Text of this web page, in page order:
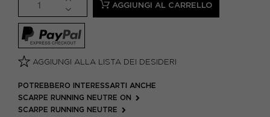
AGGIUNGI AL CARRELLO
AGGIUNGI ALLA LISTA DEI DESIDERI
POTREBBERO INTERESSARTI ANCHE
SCARPE RUNNING NEUTRE ON
SCARPE RUNNING NEUTRE